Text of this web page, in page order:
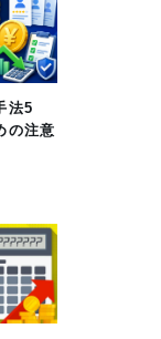
法5
の注意